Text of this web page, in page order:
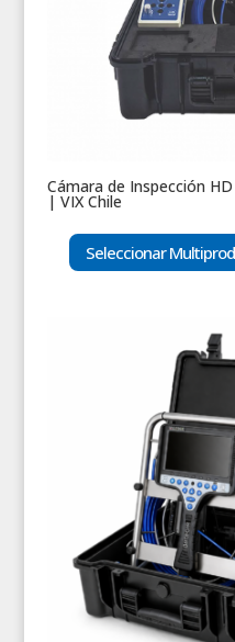
Cámara de Inspección
| VIX Chile
Seleccionar